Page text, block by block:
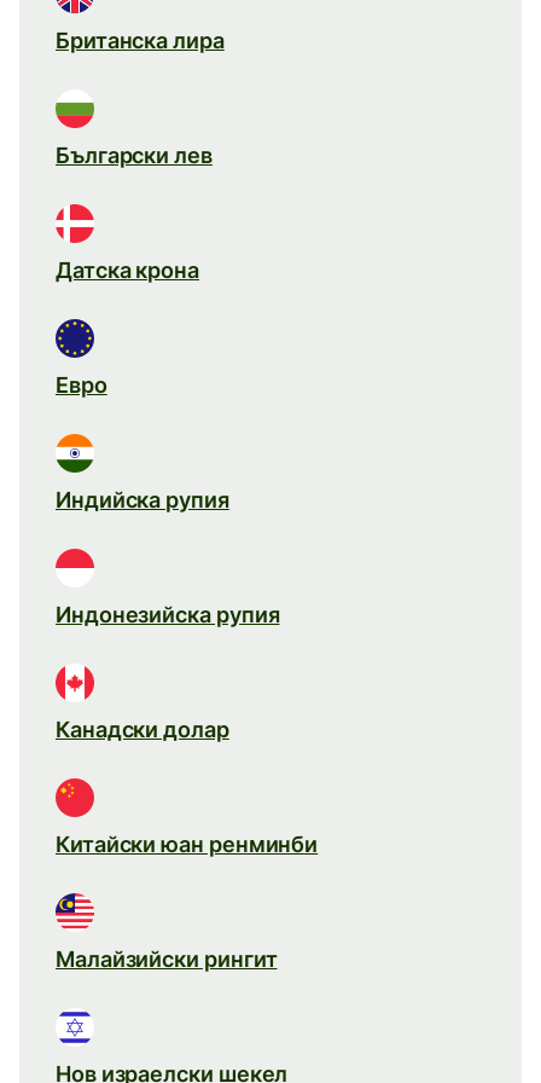
Британска лира
Български лев
Датска крона
Евро
Индийска рупия
Индонезийска рупия
Канадски долар
Китайски юан ренминби
Малайзийски рингит
Нов израелски шекел